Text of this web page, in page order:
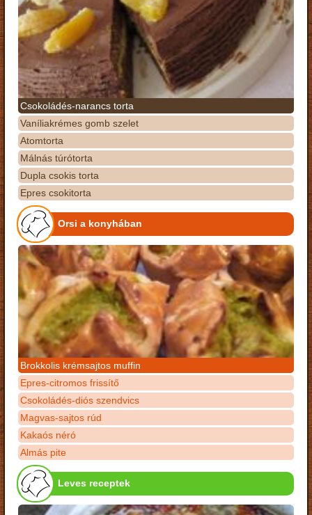
Csokoládés-narancs torta
Vaníliakrémes gomb szelet
Atomtorta
Málnás túrótorta
Dupla csokis torta
Epres csokitorta
Orsi a konyhában
Brokkolis krémsajtos muffin
Epres-citromos frissítő
Csokoládés-diós szendvics
Magvas-sajtos rúd
Kakaós néró
Almás pite
Leves receptek